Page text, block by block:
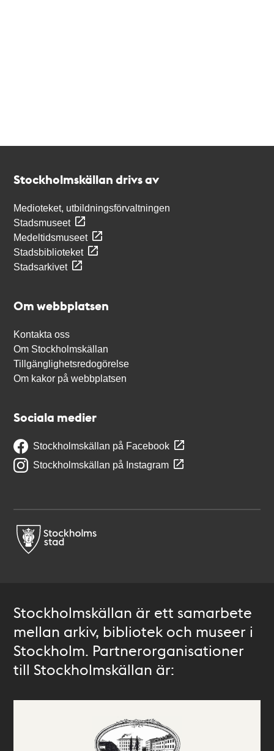
Stockholmskällan drivs av
Medioteket, utbildningsförvaltningen
Stadsmuseet
Medeltidsmuseet
Stadsbiblioteket
Stadsarkivet
Om webbplatsen
Kontakta oss
Om Stockholmskällan
Tillgänglighetsredogörelse
Om kakor på webbplatsen
Sociala medier
Stockholmskällan på Facebook
Stockholmskällan på Instagram
Stockholmskällan är ett samarbete
mellan arkiv, bibliotek och museer i
Stockholm. Partnerorganisationer
till Stockholmskällan är: